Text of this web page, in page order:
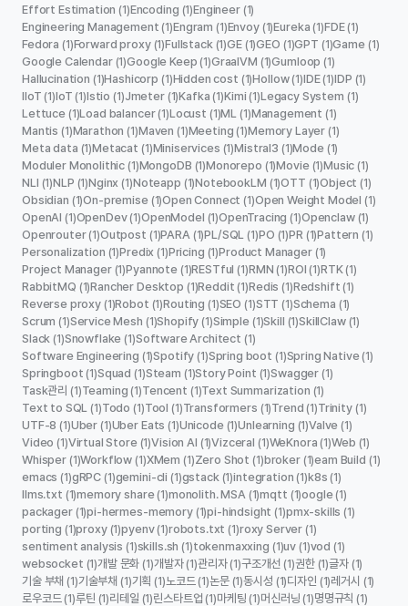
Effort Estimation (1)Encoding (1)Engineer (1)
Engineering Management (1)Engram (1)Envoy (1)Eureka (1)FDE (1)
Fedora (1)Forward proxy (1)Fullstack (1)GE (1)GEO (1)GPT (1)Game (1)
Google Calendar (1)Google Keep (1)GraalVM (1)Gumloop (1)
Hallucination (1)Hashicorp (1)Hidden cost (1)Hollow (1)IDE (1)IDP (1)
IIoT (1)IoT (1)Istio (1)Jmeter (1)Kafka (1)Kimi (1)Legacy System (1)
Lettuce (1)Load balancer (1)Locust (1)ML (1)Management (1)
Mantis (1)Marathon (1)Maven (1)Meeting (1)Memory Layer (1)
Meta data (1)Metacat (1)Miniservices (1)Mistral3 (1)Mode (1)
Moduler Monolithic (1)MongoDB (1)Monorepo (1)Movie (1)Music (1)
NLI (1)NLP (1)Nginx (1)Noteapp (1)NotebookLM (1)OTT (1)Object (1)
Obsidian (1)On-premise (1)Open Connect (1)Open Weight Model (1)
OpenAI (1)OpenDev (1)OpenModel (1)OpenTracing (1)Openclaw (1)
Openrouter (1)Outpost (1)PARA (1)PL/SQL (1)PO (1)PR (1)Pattern (1)
Personalization (1)Predix (1)Pricing (1)Product Manager (1)
Project Manager (1)Pyannote (1)RESTful (1)RMN (1)ROI (1)RTK (1)
RabbitMQ (1)Rancher Desktop (1)Reddit (1)Redis (1)Redshift (1)
Reverse proxy (1)Robot (1)Routing (1)SEO (1)STT (1)Schema (1)
Scrum (1)Service Mesh (1)Shopify (1)Simple (1)Skill (1)SkillClaw (1)
Slack (1)Snowflake (1)Software Architect (1)
Software Engineering (1)Spotify (1)Spring boot (1)Spring Native (1)
Springboot (1)Squad (1)Steam (1)Story Point (1)Swagger (1)
Task관리 (1)Teaming (1)Tencent (1)Text Summarization (1)
Text to SQL (1)Todo (1)Tool (1)Transformers (1)Trend (1)Trinity (1)
UTF-8 (1)Uber (1)Uber Eats (1)Unicode (1)Unlearning (1)Valve (1)
Video (1)Virtual Store (1)Vision AI (1)Vizceral (1)WeKnora (1)Web (1)
Whisper (1)Workflow (1)XMem (1)Zero Shot (1)broker (1)eam Build (1)
emacs (1)gRPC (1)gemini-cli (1)gstack (1)integration (1)k8s (1)
llms.txt (1)memory share (1)monolith. MSA (1)mqtt (1)oogle (1)
packager (1)pi-hermes-memory (1)pi-hindsight (1)pmx-skills (1)
porting (1)proxy (1)pyenv (1)robots.txt (1)roxy Server (1)
sentiment analysis (1)skills.sh (1)tokenmaxxing (1)uv (1)vod (1)
websocket (1)개발 문화 (1)개발자 (1)관리자 (1)구조개선 (1)권한 (1)글자 (1)
기술 부채 (1)기술부채 (1)기획 (1)노코드 (1)논문 (1)동시성 (1)디자인 (1)레거시 (1)
로우코드 (1)루틴 (1)리테일 (1)린스타트업 (1)마케팅 (1)머신러닝 (1)명명규칙 (1)